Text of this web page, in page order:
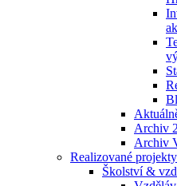
Archiv
Archiv
Realizované projekty
Školství &